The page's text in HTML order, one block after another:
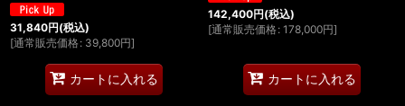
31,840円(税込)
[通常販売価格 : 39,800円]
カートに入れる
142,400円(税込)
[通常販売価格 : 178,000円]
カートに入れる